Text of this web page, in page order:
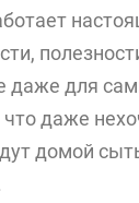
даже для
даже
домой